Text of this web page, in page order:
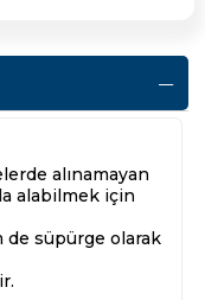
alınamayan
alabilmek için
de süpürge olarak